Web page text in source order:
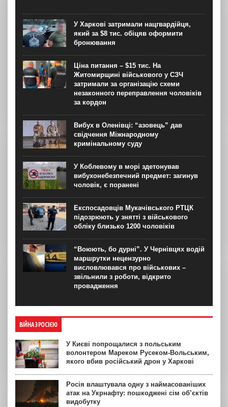
У Харкові затримали нацгвардійця,
який за $8 тис. обіцяв оформити
бронювання
Ціна питання – $15 тис. На
Житомирщині військового у СЗЧ
затримали за організацію схеми
незаконного переправлення чоловіків
за кордон
Вибух в Оленівці: “азовець” дав
свідчення Міжнародному
кримінальному суду
У Коблевому в морі здетонував
вибухонебезпечний предмет: загинув
чоловік, є поранені
Експосадовців Мукачівського РТЦК
підозрюють у знятті з військового
обліку близько 1200 чоловіків
“Воюють, бо дурні”. У Чернівцях водій
маршрутки нецензурно
висловлювався про військових –
звільнили з роботи, відкрито
провадження
ВІЙНА З РОСІЄЮ
У Києві попрощалися з польським
волонтером Мареком Русеком-Вольським,
якого вбив російський дрон у Харкові
Росія влаштувала одну з наймасованіших
атак на Укрнафту: пошкоджені сім об’єктів
видобутку